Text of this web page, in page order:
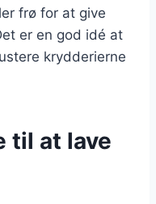
frø for at give
er en god idé at
krydderierne
til at lave